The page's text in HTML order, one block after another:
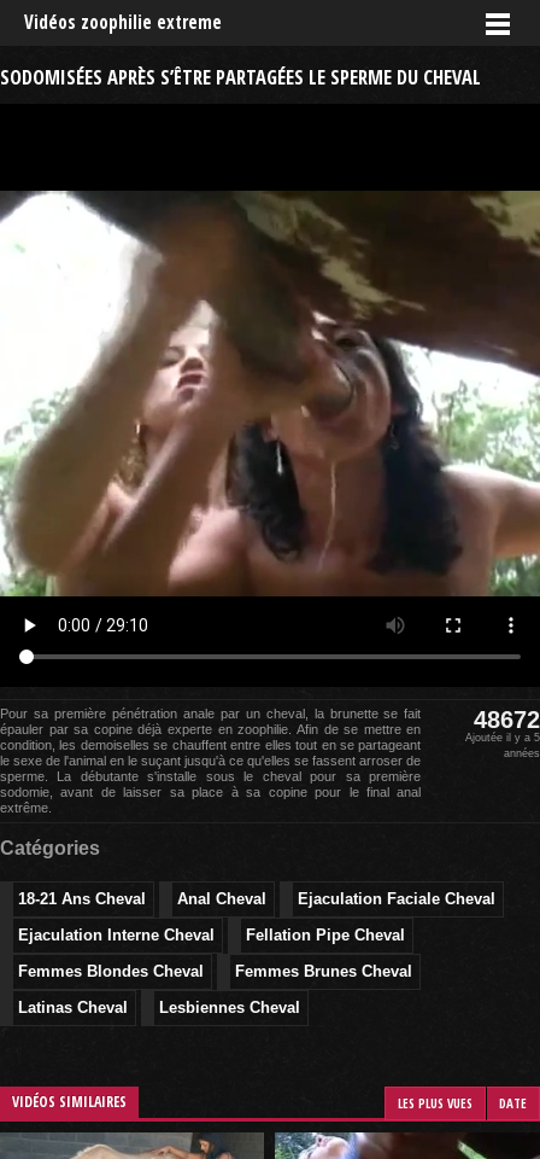
Vidéos zoophilie extreme
SODOMISÉES APRÈS S’ÊTRE PARTAGÉES LE SPERME DU CHEVAL
Pour sa première pénétration anale par un cheval, la brunette se fait
épauler par sa copine déjà experte en zoophilie. Afin de se mettre en
condition, les demoiselles se chauffent entre elles tout en se partageant
le sexe de l'animal en le suçant jusqu'à ce qu'elles se fassent arroser de
sperme. La débutante s'installe sous le cheval pour sa première
sodomie, avant de laisser sa place à sa copine pour le final anal
extrême.
48672
Ajoutée il y a 5
années
Catégories
18-21 Ans Cheval Anal Cheval
Ejaculation Faciale Cheval
Ejaculation Interne Cheval
Fellation Pipe Cheval
Femmes Blondes Cheval
Femmes Brunes Cheval
Latinas Cheval
Lesbiennes Cheval
VIDÉOS SIMILAIRES LES PLUS VUES DATE